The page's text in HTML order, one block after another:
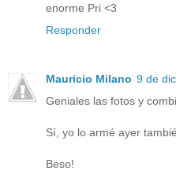
enorme Pri <3
Responder
Mauricio Milano 9 de
Geniales las fotos y
Sí, yo lo armé ayer
Beso!